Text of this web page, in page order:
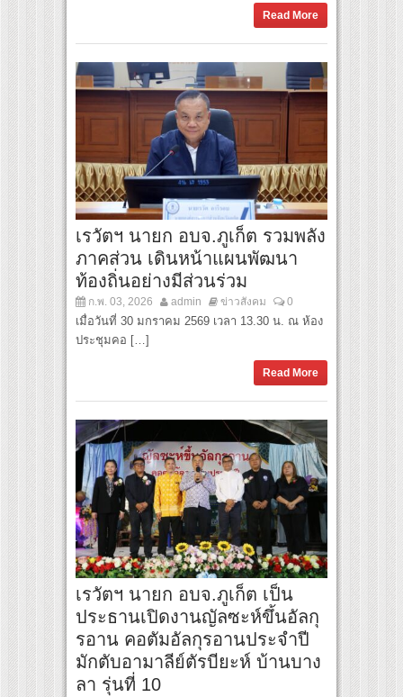
Read More
เรวัตฯ นายก อบจ.ภูเก็ต รวมพลัง
ภาคส่วน เดินหน้าแผนพัฒนา
ท้องถิ่นอย่างมีส่วนร่วม
ก.พ. 03, 2026 admin ข่าวสังคม 0
เมื่อวันที่ 30 มกราคม 2569 เวลา 13.30 น. ณ ห้อง
ประชุมคอ […]
Read More
เรวัตฯ นายก อบจ.ภูเก็ต เป็น
ประธานเปิดงานญัลซะห์ขึ้นอัลกุ
รอาน คอตัมอัลกุรอานประจำปี
มักตับอามาลีย์ตัรบียะห์ บ้านบาง
ลา รุ่นที่ 10